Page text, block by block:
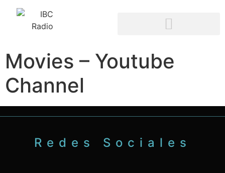
Movies – Youtube
Channel
Redes Sociales